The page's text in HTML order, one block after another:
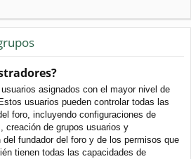
asignados con el mayor nivel de
usuarios pueden controlar todas las
foro, incluyendo configuraciones de
creación de grupos usuarios y
fundador del foro y de los permisos que
tienen todas las capacidades de